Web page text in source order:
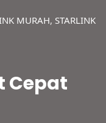
MURAH, STARLINK
Cepat